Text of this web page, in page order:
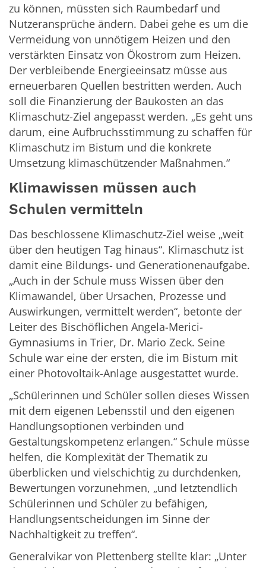
zu können, müssten sich Raumbedarf und
Nutzeransprüche ändern. Dabei gehe es um die
Vermeidung von unnötigem Heizen und den
verstärkten Einsatz von Ökostrom zum Heizen.
Der verbleibende Energieeinsatz müsse aus
erneuerbaren Quellen bestritten werden. Auch
soll die Finanzierung der Baukosten an das
Klimaschutz-Ziel angepasst werden. „Es geht uns
darum, eine Aufbruchsstimmung zu schaffen für
Klimaschutz im Bistum und die konkrete
Umsetzung klimaschützender Maßnahmen.“
Klimawissen müssen auch
Schulen vermitteln
Das beschlossene Klimaschutz-Ziel weise „weit
über den heutigen Tag hinaus“. Klimaschutz ist
damit eine Bildungs- und Generationenaufgabe.
„Auch in der Schule muss Wissen über den
Klimawandel, über Ursachen, Prozesse und
Auswirkungen, vermittelt werden“, betonte der
Leiter des Bischöflichen Angela-Merici-
Gymnasiums in Trier, Dr. Mario Zeck. Seine
Schule war eine der ersten, die im Bistum mit
einer Photovoltaik-Anlage ausgestattet wurde.
„Schülerinnen und Schüler sollen dieses Wissen
mit dem eigenen Lebensstil und den eigenen
Handlungsoptionen verbinden und
Gestaltungskompetenz erlangen.“ Schule müsse
helfen, die Komplexität der Thematik zu
überblicken und vielschichtig zu durchdenken,
Bewertungen vorzunehmen, „und letztendlich
Schülerinnen und Schüler zu befähigen,
Handlungsentscheidungen im Sinne der
Nachhaltigkeit zu treffen“.
Generalvikar von Plettenberg stellte klar: „Unter